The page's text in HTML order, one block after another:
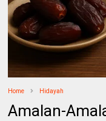
Home Hidayah
Amalan-